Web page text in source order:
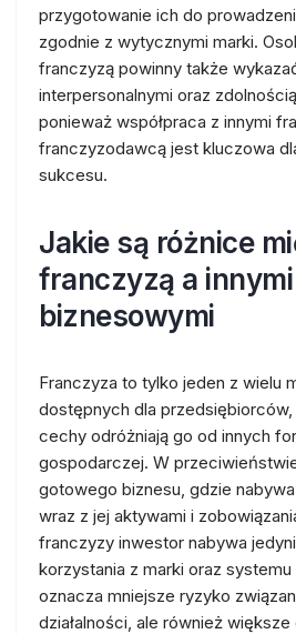
przygotowanie ich do
zgodnie z wytycznymi marki.
franczyzą powinny także
interpersonalnymi oraz
ponieważ współpraca z innymi
franczyzodawcą jest kluczowa
sukcesu.
Jakie są różnice
franczyzą a
biznesowymi
Franczyza to tylko jeden z wielu
dostępnych dla przedsiębiorców,
cechy odróżniają go od innych
gospodarczej. W
gotowego biznesu, gdzie
wraz z jej aktywami i
franczyzy inwestor nabywa
korzystania z marki oraz
oznacza mniejsze ryzyko
działalności, ale również większe